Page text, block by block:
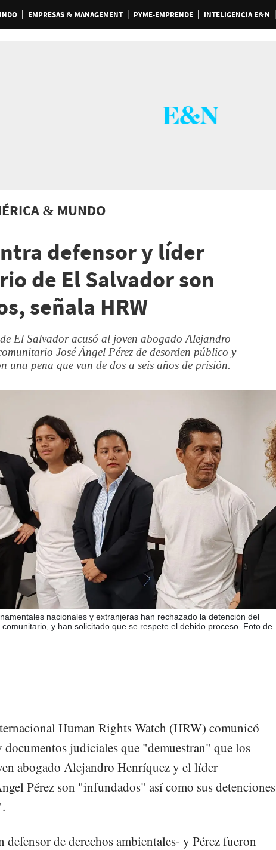
EMPRESAS & MANAGEMENT PYME-EMPRENDE INTELIGENCIA E&N
& MUNDO
defensor y líder
de El Salvador son
señala HRW
El Salvador acusó al joven abogado Alejandro
José Ángel Pérez de desorden público y
una pena que van de dos a seis años de prisión.
nacionales y extranjeras han rechazado la detención del
y han solicitado que se respete el debido proceso. Foto de
Human Rights Watch (HRW) comunicó
judiciales que "demuestran" que los
abogado Alejandro Henríquez y el líder
Pérez son "infundados" así como sus detenciones
de derechos ambientales- y Pérez fueron